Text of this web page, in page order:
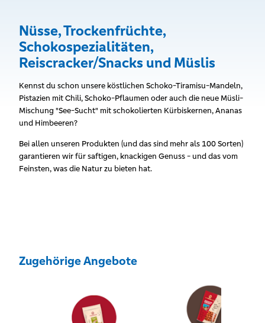
Nüsse, Trockenfrüchte,
Schokospezialitäten,
Reiscracker/Snacks und Müslis
Kennst du schon unsere köstlichen Schoko-Tiramisu-Mandeln,
Pistazien mit Chili, Schoko-Pflaumen oder auch die neue Müsli-
Mischung "See-Sucht" mit schokolierten Kürbiskernen, Ananas
und Himbeeren?
Bei allen unseren Produkten (und das sind mehr als 100 Sorten)
garantieren wir für saftigen, knackigen Genuss - und das vom
Feinsten, was die Natur zu bieten hat.
Zugehörige Angebote